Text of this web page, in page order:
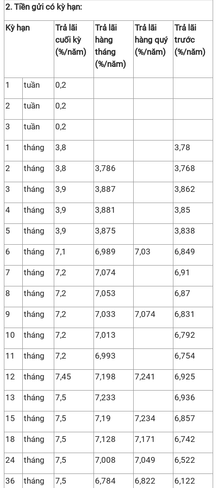
2. Tiền gửi có kỳ hạn:
Kỳ hạn
Trả lãi
cuối kỳ
(%/năm)
Trả lãi
hàng
tháng
(%/năm)
Trả lãi
hàng quý
(%/năm)
Trả lãi
trước
(%/năm)
1 tuần 0,2
2 tuần 0,2
3 tuần 0,2
1 tháng 3,8 3,78
2 tháng 3,8 3,786 3,768
3 tháng 3,9 3,887 3,862
4 tháng 3,9 3,881 3,85
5 tháng 3,9 3,875 3,838
6 tháng 7,1 6,989 7,03 6,849
7 tháng 7,2 7,074 6,91
8 tháng 7,2 7,053 6,87
9 tháng 7,2 7,033 7,074 6,831
10 tháng 7,2 7,013 6,792
11 tháng 7,2 6,993 6,754
12 tháng 7,45 7,198 7,241 6,925
13 tháng 7,5 7,233 6,936
15 tháng 7,5 7,19 7,234 6,857
18 tháng 7,5 7,128 7,171 6,742
24 tháng 7,5 7,008 7,049 6,522
36 tháng 7,5 6,784 6,822 6,122